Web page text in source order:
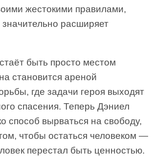
жестокими правилами,
расширяет
быть просто местом
становится ареной
где задачи героя выходят
спасения. Теперь Дэниел
способ вырваться на свободу,
чтобы остаться человеком —
перестал быть ценностью.